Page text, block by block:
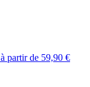
à partir de 59,90 €